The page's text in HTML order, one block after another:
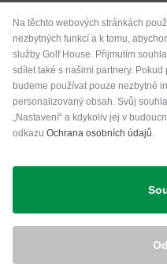
Na těchto webových stránkách
nezbytných funkcí a k tomu,
služby Golf House. Přijmutím
sdílet také s našimi partnery.
budeme používat pouze nezbytné
personalizovaný obsah. Svůj
„Nastavení“ a kdykoliv jej v
odkazu Ochrana osobních údajů.